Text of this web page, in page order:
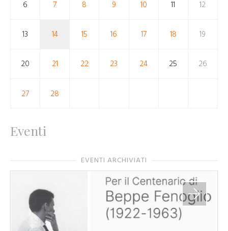
6 7 8 9 10 11 12
13 14 15 16 17 18 19
20 21 22 23 24 25 26
27 28
Eventi
EVENTI ARCHIVIATI